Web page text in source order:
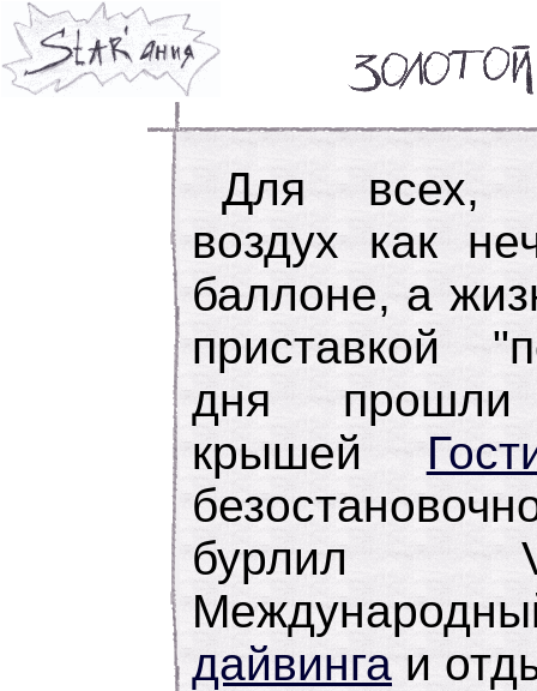
Для всех,
воздух как
баллоне, а
приставкой
дня прошли
крышей
бурлил
дайвингаи